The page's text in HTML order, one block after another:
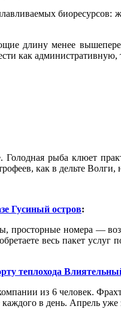
длину менее
как административную,
Голодная рыба клюет
как в дельте Волги,
Гусиный остров:
просторные номера —
весь пакет услуг
теплохода
из 6 человек.
каждого в день. Апрель